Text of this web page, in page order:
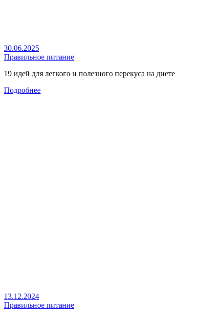
30.06.2025
Правильное питание
19 идей для легкого и полезного перекуса на диете
Подробнее
13.12.2024
Правильное питание